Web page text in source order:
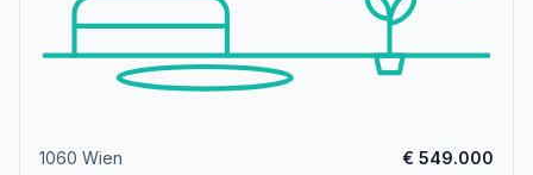
1060 Wien € 549.000